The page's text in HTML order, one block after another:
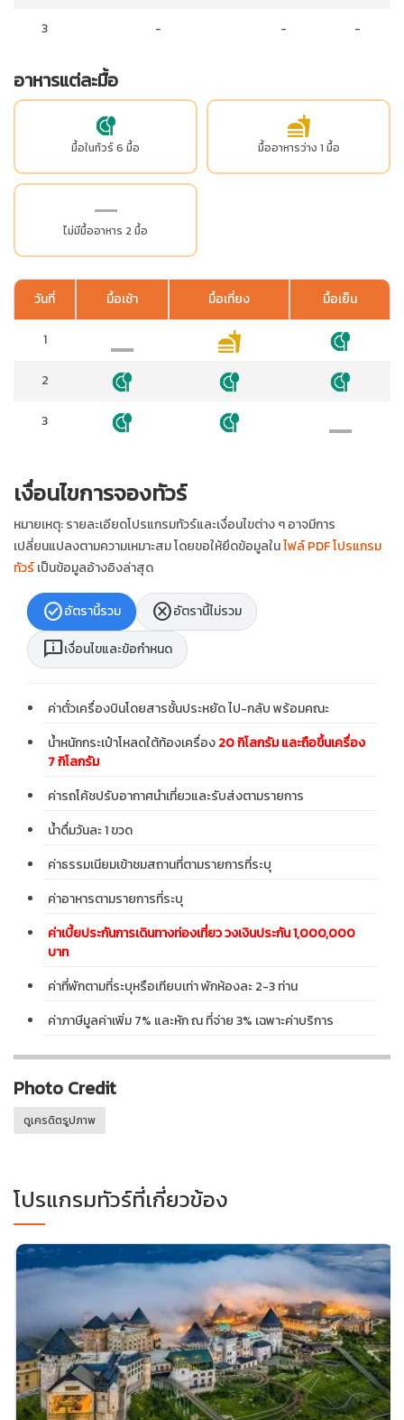
3 - - -
อาหารแต่ละมื้อ
มื้อในทัวร์ 6 มื้อ มื้ออาหารว่าง 1 มื้อ
ไม่มีมื้ออาหาร 2 มื้อ
วันที่ มื้อเช้า มื้อเที่ยง มื้อเย็น
1
2
3
เงื่อนไขการจองทัวร์
หมายเหตุ: รายละเอียดโปรแกรมทัวร์และเงื่อนไขต่าง ๆ อาจมีการ
เปลี่ยนแปลงตามความเหมาะสม โดยขอให้ยึดข้อมูลในไฟล์ PDF โปรแกรม
ทัวร์เป็นข้อมูลอ้างอิงล่าสุด
check_circleอัตรานี้รวม cancelอัตรานี้ไม่รวม
chat_infoเงื่อนไขและข้อกำหนด
ค่าตั๋วเครื่องบินโดยสารชั้นประหยัด ไป-กลับ พร้อมคณะ
น้ำหนักกระเป๋าโหลดใต้ท้องเครื่อง20 กิโลกรัม และถือขึ้นเครื่อง
7 กิโลกรัม
ค่ารถโค้ชปรับอากาศนำเที่ยวและรับส่งตามรายการ
น้ำดื่มวันละ 1 ขวด
ค่าธรรมเนียมเข้าชมสถานที่ตามรายการที่ระบุ
ค่าอาหารตามรายการที่ระบุ
ค่าเบี้ยประกันการเดินทางท่องเที่ยว วงเงินประกัน 1,000,000
บาท
ค่าที่พักตามที่ระบุหรือเทียบเท่า พักห้องละ 2-3 ท่าน
ค่าภาษีมูลค่าเพิ่ม 7% และหัก ณ ที่จ่าย 3% เฉพาะค่าบริการ
Photo Credit
ดูเครดิตรูปภาพ
โปรแกรมทัวร์ที่เกี่ยวข้อง